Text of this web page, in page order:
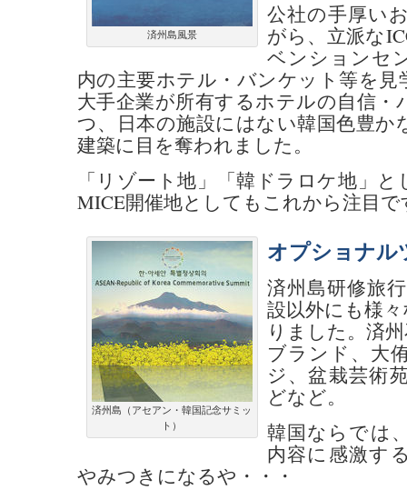
済州島風景
公社の手厚い
がら、立派な
ベンションセ
内の主要ホテル・バンケット等を見
大手企業が所有するホテルの自信・
つ、日本の施設にはない韓国色豊か
建築に目を奪われました。
「リゾート地」「韓ドラロケ地」
MICE開催地としてもこれから注目で
済州島（アセアン・韓国記念サミッ
ト）
オプショナル
済州島研修旅
設以外にも様
りました。済
ブランド、大
ジ、盆栽芸術
どなど。
韓国ならでは
内容に感激す
やみつきになるや・・・